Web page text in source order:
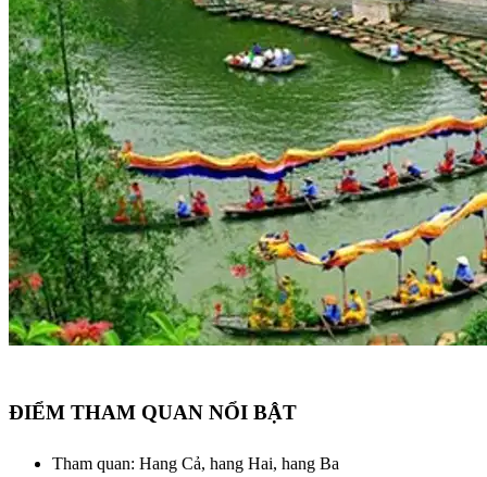
ĐIỂM THAM QUAN NỔI BẬT
Tham quan: Hang Cả, hang Hai, hang Ba